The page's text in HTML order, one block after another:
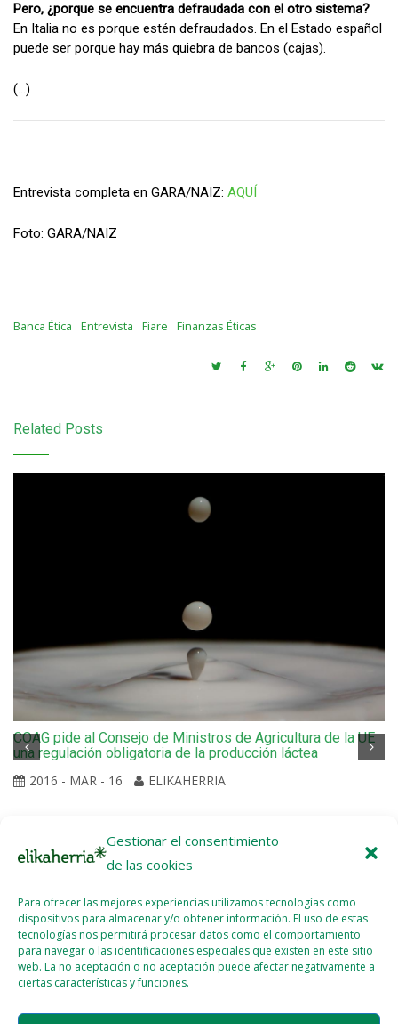
Gestionar el consentimiento
de las cookies
Para ofrecer las mejores experiencias utilizamos tecnologías como
dispositivos para almacenar y/o obtener información. El uso de estas
tecnologías nos permitirá procesar datos como el comportamiento
para navegar o las identificaciones especiales que existen en este sitio
web. La no aceptación o no aceptación puede afectar negativamente a
ciertas características y funciones.
Pero, ¿porque se encuentra defraudada con el otro sistema?
En Italia no es porque estén defraudados. En el Estado español
puede ser porque hay más quiebra de bancos (cajas).
(…)
Entrevista completa en GARA/NAIZ: AQUÍ
Foto: GARA/NAIZ
Banca Ética Entrevista Fiare Finanzas Éticas
Related Posts
COAG pide al Consejo de Ministros de Agricultura de la UE
una regulación obligatoria de la producción láctea
2016 - MAR - 16
ELIKAHERRIA